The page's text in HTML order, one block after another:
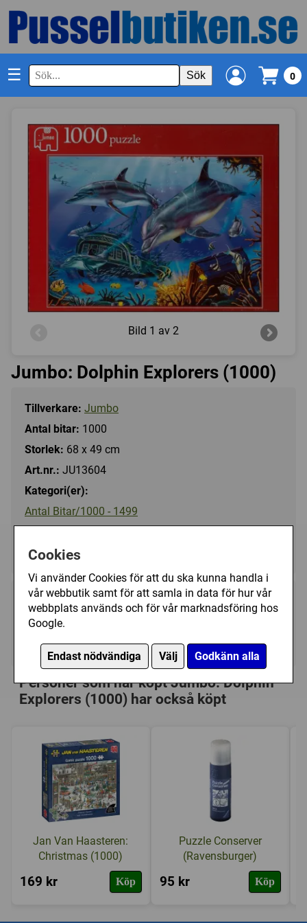
Cookies
Vi använder Cookies för att du ska kunna handla i
vår webbutik samt för att samla in data för hur vår
webbplats används och för vår marknadsföring hos
Google.
Endast nödvändiga Välj Godkänn alla
☰ Sök 0
Bild 1 av 2
Jumbo: Dolphin Explorers (1000)
Tillverkare: Jumbo
Antal bitar: 1000
Storlek: 68 x 49 cm
Art.nr.: JU13604
Kategori(er):
Antal Bitar/1000 - 1499
Tecknat/Övrigt
149 kr Utgått
Ej tillgänglig
Personer som har köpt Jumbo: Dolphin
Explorers (1000) har också köpt
Jan Van Haasteren:
Christmas (1000)
169 kr Köp
Puzzle Conserver
(Ravensburger)
95 kr Köp